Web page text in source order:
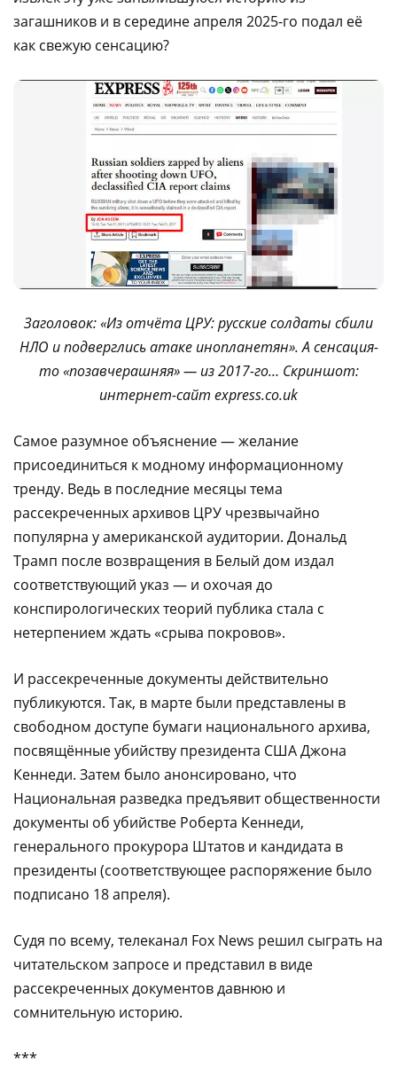
загашников и в середине апреля 2025-го подал её
как свежую сенсацию?
Заголовок: «Из отчёта ЦРУ: русские солдаты сбили
НЛО и подверглись атаке инопланетян». А сенсация-
то «позавчерашняя» — из 2017-го… Скриншот:
интернет-сайт express.co.uk
Самое разумное объяснение — желание
присоединиться к модному информационному
тренду. Ведь в последние месяцы тема
рассекреченных архивов ЦРУ чрезвычайно
популярна у американской аудитории. Дональд
Трамп после возвращения в Белый дом издал
соответствующий указ — и охочая до
конспирологических теорий публика стала с
нетерпением ждать «срыва покровов».
И рассекреченные документы действительно
публикуются. Так, в марте были представлены в
свободном доступе бумаги национального архива,
посвящённые убийству президента США Джона
Кеннеди. Затем было анонсировано, что
Национальная разведка предъявит общественности
документы об убийстве Роберта Кеннеди,
генерального прокурора Штатов и кандидата в
президенты (соответствующее распоряжение было
подписано 18 апреля).
Судя по всему, телеканал Fox News решил сыграть на
читательском запросе и представил в виде
рассекреченных документов давнюю и
сомнительную историю.
***